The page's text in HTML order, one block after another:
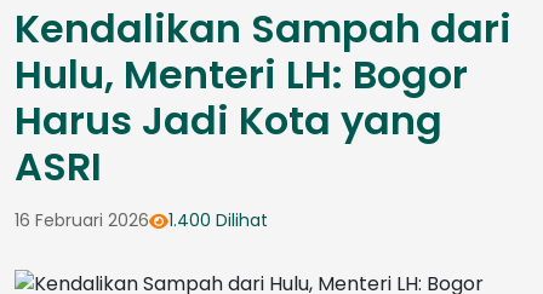
Kendalikan Sampah dari
Hulu, Menteri LH: Bogor
Harus Jadi Kota yang
ASRI
16 Februari 2026 1.400 Dilihat